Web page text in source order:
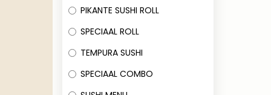
PIKANTE SUSHI ROLL
SPECIAAL ROLL
TEMPURA SUSHI
SPECIAAL COMBO